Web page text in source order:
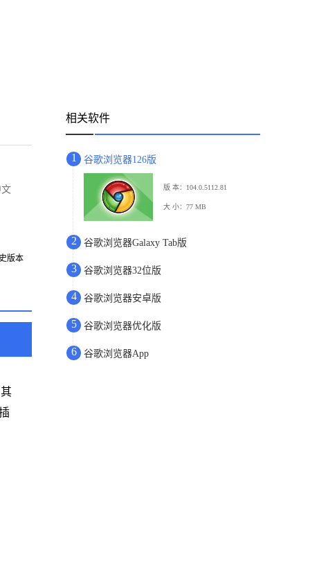
版本
相关软件
1 谷歌浏览器126版
版 本：104.0.5112.81
大 小：77 MB
2 谷歌浏览器Galaxy Tab版
3 谷歌浏览器32位版
4 谷歌浏览器安卓版
5 谷歌浏览器优化版
6 谷歌浏览器App